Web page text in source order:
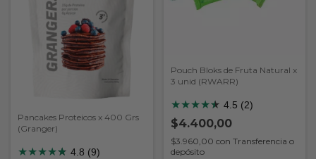
Pancakes Proteicos x 400 Grs
(Granger)
★★★★★
★ 4.8 (9)
Pouch Bloks de Fruta Natural x
3 unid (RWARR)
★★★★★
★ 4.5 (2)
$4.400,00
$3.960,00 con Transferencia o
depósito